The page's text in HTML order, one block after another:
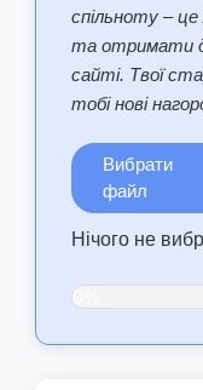
спільноту –
та отримати
сайті. Твої
тобі нові
Вибрати
файл
Нічого не
0%